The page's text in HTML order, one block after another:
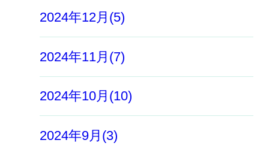
2024年12月(5)
2024年11月(7)
2024年10月(10)
2024年9月(3)